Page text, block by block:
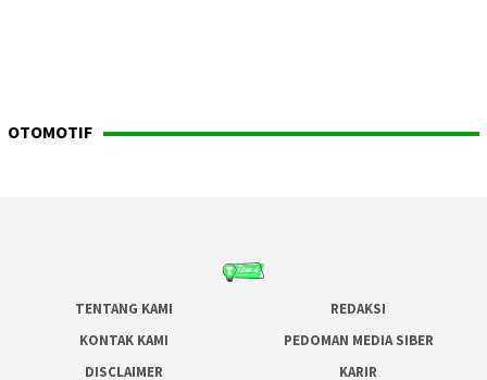
OTOMOTIF
TENTANG KAMI
REDAKSI
KONTAK KAMI
PEDOMAN MEDIA SIBER
DISCLAIMER
KARIR